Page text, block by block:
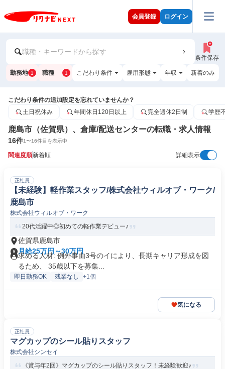
会員登録 ログイン
職種・キーワードから探す
条件保存
勤務地 1 職種 1 こだわり条件 雇用形態 年収 新着のみ
こだわり条件の追加設定を忘れていませんか？
土日祝休み
年間休日120日以上 完全週休2日制 学歴
鹿島市（佐賀県）、倉庫/配送センターの転職・求人情報
16件1〜16件目を表示中
関連度順新着順 詳細表示
正社員
【未経験】軽作業スタッフ/株式会社ウィルオブ・ワーク/
鹿島市
株式会社ウィルオブ・ワーク
20代活躍中◎初めての軽作業デビュー♪
佐賀県鹿島市
月給25万円～30万円
求める人材: 例外事由3号のイにより、長期キャリア形成を図
るため、 35歳以下を募集...
即日勤務OK 残業なし +1個
気になる
正社員
マグカップのシール貼りスタッフ
株式会社シンセイ
《賞与年2回》マグカップのシール貼りスタッフ！未経験歓迎♪